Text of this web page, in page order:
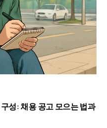
성: 채용 공고 모으는 법과